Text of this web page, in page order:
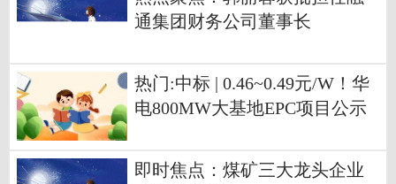
通集团财务公司董事长
热门:中标 | 0.46~0.49元/W！华
电800MW大基地EPC项目公示
即时焦点：煤矿三大龙头企业